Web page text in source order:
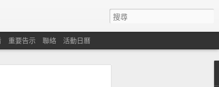
重要告示 聯絡 活動日曆